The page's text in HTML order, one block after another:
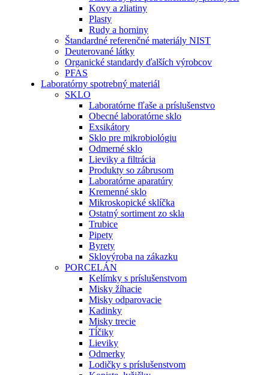
Kovy a zliatiny
Plasty
Rudy a horniny
Štandardné referenčné materiály NIST
Deuterované látky
Organické standardy ďalších výrobcov
PFAS
Laboratórny spotrebný materiál
SKLO
Laboratórne fľaše a príslušenstvo
Obecné laboratórne sklo
Exsikátory
Sklo pre mikrobiológiu
Odmerné sklo
Lieviky a filtrácia
Produkty so zábrusom
Laboratórne aparatúry
Kremenné sklo
Mikroskopické sklíčka
Ostatný sortiment zo skla
Trubice
Pipety
Byrety
Sklovýroba na zákazku
PORCELÁN
Kelímky s príslušenstvom
Misky žíhacie
Misky odparovacie
Kadinky
Misky trecie
Tĺčiky
Lieviky
Odmerky
Lodičky s príslušenstvom